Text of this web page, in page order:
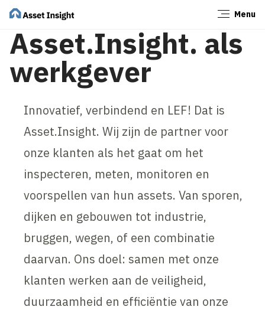
Menu
Asset.Insight. als
werkgever
Innovatief, verbindend en LEF! Dat is
Asset.Insight. Wij zijn de partner voor
onze klanten als het gaat om het
inspecteren, meten, monitoren en
voorspellen van hun assets. Van sporen,
dijken en gebouwen tot industrie,
bruggen, wegen, of een combinatie
daarvan. Ons doel: samen met onze
klanten werken aan de veiligheid,
duurzaamheid en efficiëntie van onze
Sluiten